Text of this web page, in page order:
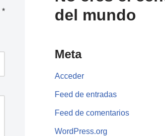
*
del mundo
Meta
Acceder
Feed de entradas
Feed de comentarios
WordPress.org